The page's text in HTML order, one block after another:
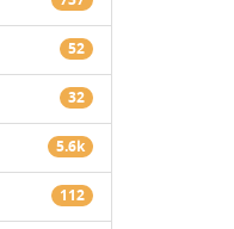
52
32
5.6k
112